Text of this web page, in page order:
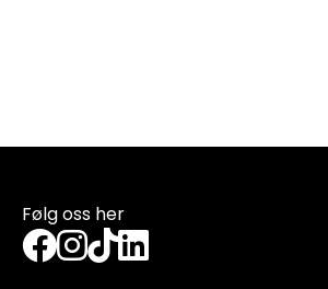
Følg oss her